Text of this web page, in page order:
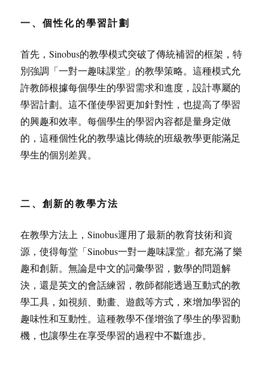
一、個性化的學習計劃
首先，Sinobus的教學模式突破了傳統補習的框架，特
別強調「一對一趣味課堂」的教學策略。這種模式允
許教師根據每個學生的學習需求和進度，設計專屬的
學習計劃。這不僅使學習更加針對性，也提高了學習
的興趣和效率。每個學生的學習內容都是量身定做
的，這種個性化的教學遠比傳統的班級教學更能滿足
學生的個別差異。
二、創新的教學方法
在教學方法上，Sinobus運用了最新的教育技術和資
源，使得每堂「Sinobus一對一趣味課堂」都充滿了樂
趣和創新。無論是中文的詞彙學習，數學的問題解
決，還是英文的會話練習，教師都能透過互動式的教
學工具，如視頻、動畫、遊戲等方式，來增加學習的
趣味性和互動性。這種教學不僅增強了學生的學習動
機，也讓學生在享受學習的過程中不斷進步。